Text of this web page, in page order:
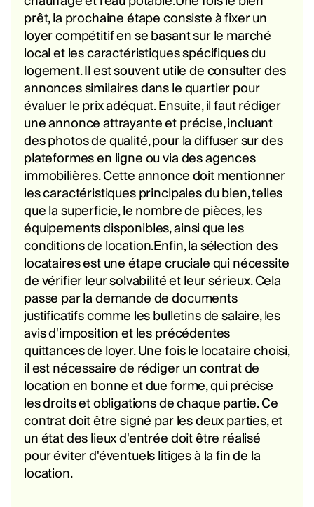
prêt, la prochaine étape consiste à fixer un
loyer compétitif en se basant sur le marché
local et les caractéristiques spécifiques du
logement. Il est souvent utile de consulter des
annonces similaires dans le quartier pour
évaluer le prix adéquat. Ensuite, il faut rédiger
une annonce attrayante et précise, incluant
des photos de qualité, pour la diffuser sur des
plateformes en ligne ou via des agences
immobilières. Cette annonce doit mentionner
les caractéristiques principales du bien, telles
que la superficie, le nombre de pièces, les
équipements disponibles, ainsi que les
conditions de location.Enfin, la sélection des
locataires est une étape cruciale qui nécessite
de vérifier leur solvabilité et leur sérieux. Cela
passe par la demande de documents
justificatifs comme les bulletins de salaire, les
avis d'imposition et les précédentes
quittances de loyer. Une fois le locataire choisi,
il est nécessaire de rédiger un contrat de
location en bonne et due forme, qui précise
les droits et obligations de chaque partie. Ce
contrat doit être signé par les deux parties, et
un état des lieux d'entrée doit être réalisé
pour éviter d'éventuels litiges à la fin de la
location.